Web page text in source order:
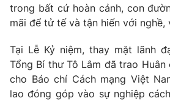
trong bất cứ hoàn cảnh, con
mãi để tử tế và tận hiến với nghề,
Tại Lễ Kỷ niệm, thay mặt lãnh
Tổng Bí thư Tô Lâm đã trao
cho Báo chí Cách mạng Việt
lao đóng góp vào sự nghiệp